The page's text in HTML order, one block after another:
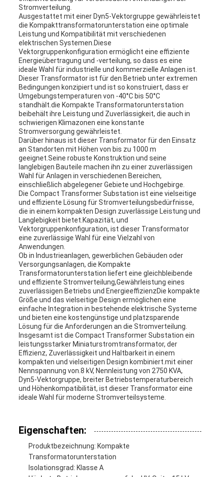
Stromverteilung.
Ausgestattet mit einer Dyn5-Vektorgruppe gewährleistet
die Kompakttransformatorunterstation eine optimale
Leistung und Kompatibilität mit verschiedenen
elektrischen Systemen.Diese
Vektorgruppenkonfiguration ermöglicht eine effiziente
Energieübertragung und -verteilung, so dass es eine
ideale Wahl für industrielle und kommerzielle Anlagen ist.
Dieser Transformator ist für den Betrieb unter extremen
Bedingungen konzipiert und ist so konstruiert, dass er
Umgebungstemperaturen von -40°C bis 50°C
standhält.die Kompakte Transformatorunterstation
beibehält ihre Leistung und Zuverlässigkeit, die auch in
schwierigen Klimazonen eine konstante
Stromversorgung gewährleistet.
Darüber hinaus ist dieser Transformator für den Einsatz
an Standorten mit Höhen von bis zu 1000 m
geeignet.Seine robuste Konstruktion und seine
langlebigen Bauteile machen ihn zu einer zuverlässigen
Wahl für Anlagen in verschiedenen Bereichen,
einschließlich abgelegener Gebiete und Hochgebirge.
Die Compact Transformer Substation ist eine vielseitige
und effiziente Lösung für Stromverteilungsbedürfnisse,
die in einem kompakten Design zuverlässige Leistung und
Langlebigkeit bietet.Kapazität, und
Vektorgruppenkonfiguration, ist dieser Transformator
eine zuverlässige Wahl für eine Vielzahl von
Anwendungen.
Ob in Industrieanlagen, gewerblichen Gebäuden oder
Versorgungsanlagen, die Kompakte
Transformatorunterstation liefert eine gleichbleibende
und effiziente Stromverteilung,Gewährleistung eines
zuverlässigen Betriebs und EnergieeffizienzDie kompakte
Größe und das vielseitige Design ermöglichen eine
einfache Integration in bestehende elektrische Systeme
und bieten eine kostengünstige und platzsparende
Lösung für die Anforderungen an die Stromverteilung.
Insgesamt ist die Compact Transformer Substation ein
leistungsstarker Miniaturstromtransformator, der
Effizienz, Zuverlässigkeit und Haltbarkeit in einem
kompakten und vielseitigen Design kombiniert.mit einer
Nennspannung von.8 kV, Nennleistung von 2750 KVA,
Dyn5-Vektorgruppe, breiter Betriebstemperaturbereich
und Höhenkompatibilität, ist dieser Transformator eine
ideale Wahl für moderne Stromverteilsysteme.
Eigenschaften:
Produktbezeichnung: Kompakte
Transformatorunterstation
Isolationsgrad: Klasse A